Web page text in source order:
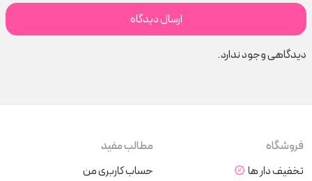
دیدگاهی وجود ندارد.
فروشگاه
تخفیف دار ها
مطالب مفید
حساب کاربری من